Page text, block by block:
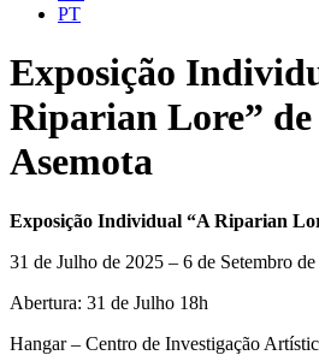
PT
Exposição
Riparian Lore” de
Asemota
Exposição Individual “A Riparian
31 de Julho de 2025 – 6 de Setembro
Abertura: 31 de Julho 18h
Hangar – Centro de Investigação